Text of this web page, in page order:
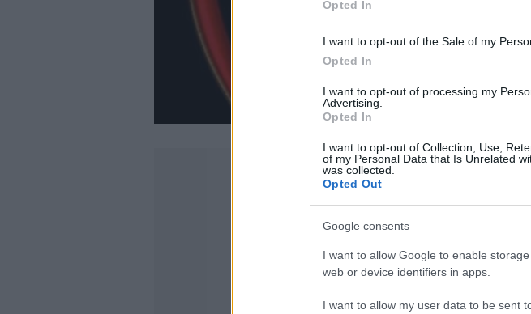
Opted In
I want to opt-out of the Sale of my
Opted In
I want to opt-out of processing my
Advertising.
Opted In
I want to opt-out of Collection, Use,
of my Personal Data that Is Unrelated
was collected.
Opted Out
Google consents
I want to allow Google to enable
web or device identifiers in apps.
I want to allow my user data to be sent